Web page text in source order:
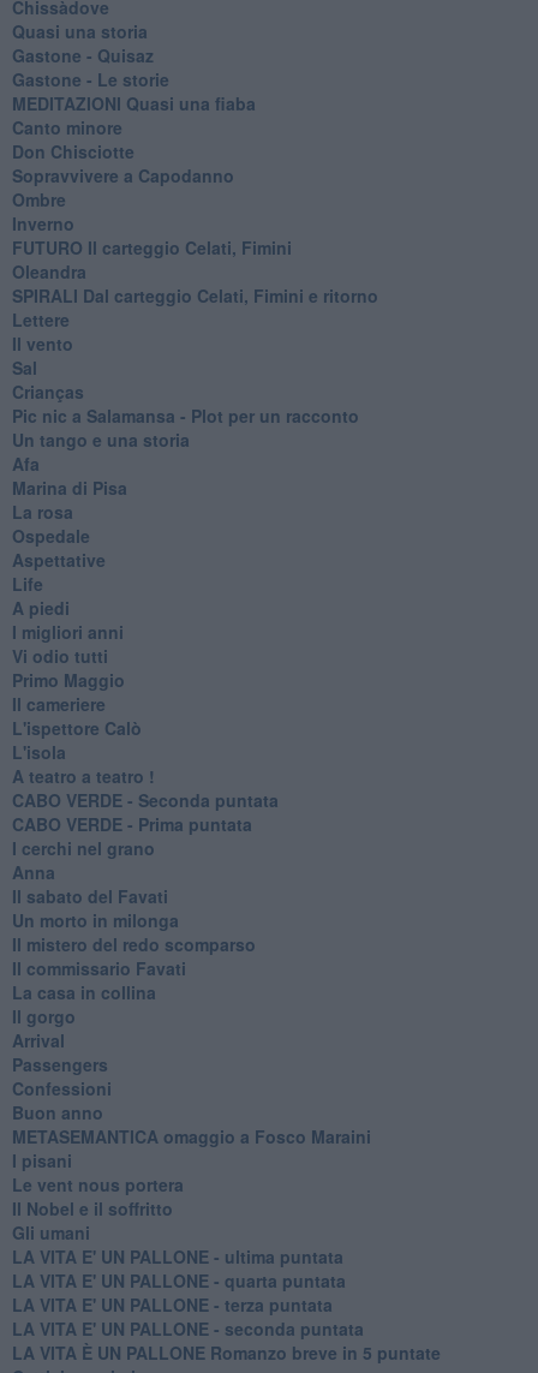
Chissàdove
Quasi una storia
Gastone - Quisaz
Gastone - Le storie
MEDITAZIONI Quasi una fiaba
Canto minore
Don Chisciotte
Sopravvivere a Capodanno
Ombre
Inverno
FUTURO Il carteggio Celati, Fimini
Oleandra
SPIRALI Dal carteggio Celati, Fimini e ritorno
Lettere
Il vento
Sal
Crianças
Pic nic a Salamansa - Plot per un racconto
Un tango e una storia
Afa
Marina di Pisa
La rosa
Ospedale
Aspettative
Life
A piedi
I migliori anni
Vi odio tutti
Primo Maggio
Il cameriere
L'ispettore Calò
L'isola
A teatro a teatro !
CABO VERDE - Seconda puntata
CABO VERDE - Prima puntata
I cerchi nel grano
Anna
Il sabato del Favati
Un morto in milonga
Il mistero del redo scomparso
Il commissario Favati
La casa in collina
Il gorgo
Arrival
Passengers
Confessioni
Buon anno
METASEMANTICA omaggio a Fosco Maraini
I pisani
Le vent nous portera
Il Nobel e il soffritto
Gli umani
LA VITA E' UN PALLONE - ultima puntata
LA VITA E' UN PALLONE - quarta puntata
LA VITA E' UN PALLONE - terza puntata
LA VITA E' UN PALLONE - seconda puntata
LA VITA È UN PALLONE Romanzo breve in 5 puntate